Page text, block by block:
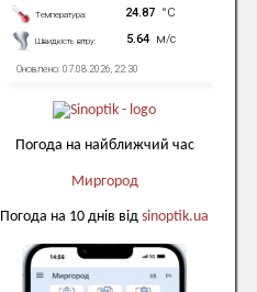
Погода на найближчий час
Миргород
Погода на 10 днів від sinoptik.ua